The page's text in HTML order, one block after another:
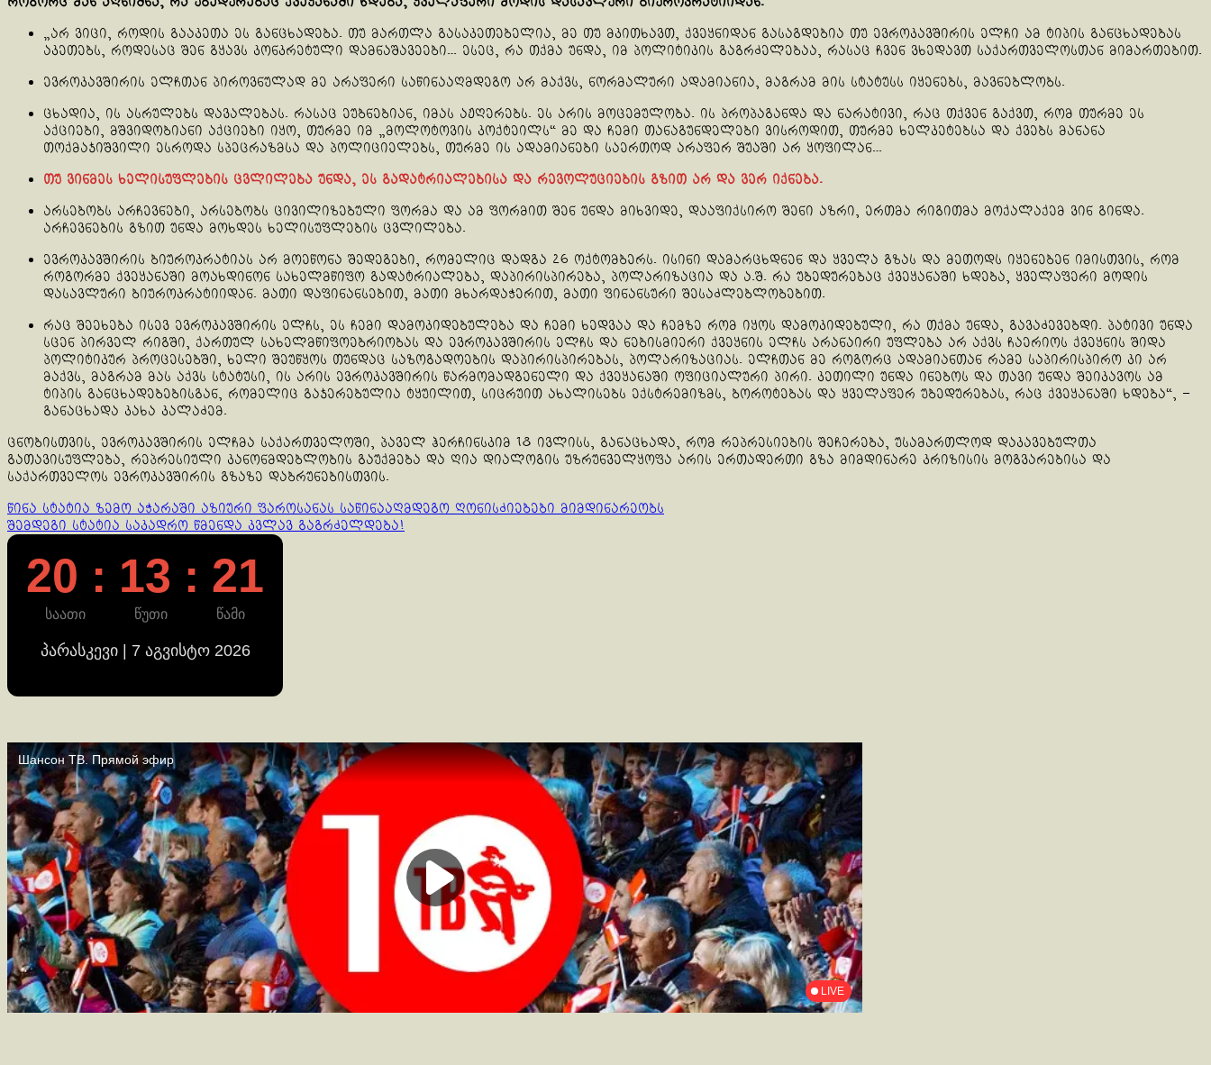
„არ ვიცი, როდის გააკეთა ეს განცხადება. თუ მართლა გასაკეთებელია, მე თუ მკითხავთ, ქვეყნიდან გასაგდებია თუ ევროკავშირის ელჩი ამ ტიპის განცხადებას
აკეთებს, როდესაც შენ გყავს კონკრეტული დამნაშავეები… ესეც, რა თქმა უნდა, იმ პოლიტიკის გაგრძელებაა, რასაც ჩვენ ვხედავთ საქართველოსთან მიმართებით.
ევროკავშირის ელჩთან პიროვნულად მე არაფერი საწინააღმდეგო არ მაქვს, ნორმალური ადამიანია, მაგრამ მის სტატუსს იყენებს, მავნებლობს.
ცხადია, ის ასრულებს დავალებას. რასაც ეუბნებიან, იმას აჟღერებს. ეს არის მოცემულობა. ის პროპაგანდა და ნარატივი, რაც თქვენ გაქვთ, რომ თურმე ეს
აქციები, მშვიდობიანი აქციები იყო, თურმე იმ „მოლოტოვის კოქტეილს“ მე და ჩემი თანაგუნდელები ვისროდით, თურმე ხელკეტებსა და ქვებს მანანა
თოქმაჯიშვილი ესროდა სპეცრაზმსა და პოლიციელებს, თურმე ის ადამიანები საერთოდ არაფერ შუაში არ ყოფილან…
თუ ვინმეს ხელისუფლების ცვლილება უნდა, ეს გადატრიალებისა და რევოლუციების გზით არ და ვერ იქნება.
არსებობს არჩევნები, არსებობს ცივილიზებული ფორმა და ამ ფორმით შენ უნდა მიხვიდე, დააფიქსირო შენი აზრი, ერთმა რიგითმა მოქალაქემ ვინ გინდა.
არჩევნების გზით უნდა მოხდეს ხელისუფლების ცვლილება.
ევროკავშირის ბიუროკრატიას არ მოეწონა შედეგები, რომელიც დადგა 26 ოქტომბერს. ისინი დამარცხდნენ და ყველა გზას და მეთოდს იყენებენ იმისთვის, რომ
როგორმე ქვეყანაში მოახდინონ სახელმწიფო გადატრიალება, დაპირისპირება, პოლარიზაცია და ა.შ. რა უბედურებაც ქვეყანაში ხდება, ყველაფერი მოდის
დასავლური ბიუროკრატიიდან. მათი დაფინანსებით, მათი მხარდაჭერით, მათი ფინანსური შესაძლებლობებით.
რაც შეეხება ისევ ევროკავშირის ელჩს, ეს ჩემი დამოკიდებულება და ჩემი ხედვაა და ჩემზე რომ იყოს დამოკიდებული, რა თქმა უნდა, გავაძევებდი. პატივი უნდა
სცენ პირველ რიგში, ქართულ სახელმწიფოებრიობას და ევროკავშირის ელჩს და ნებისმიერი ქვეყნის ელჩს არანაირი უფლება არ აქვს ჩაერიოს ქვეყნის შიდა
პოლიტიკურ პროცესებში, ხელი შეუწყოს თუნდაც საზოგადოების დაპირისპირებას, პოლარიზაციას. ელჩთან მე როგორც ადამიანთან რამე საპირისპირო კი არ
მაქვს, მაგრამ მას აქვს სტატუსი, ის არის ევროკავშირის წარმომადგენელი და ქვეყანაში ოფიციალური პირი. კეთილი უნდა ინებოს და თავი უნდა შეიკავოს ამ
ტიპის განცხადებებისგან, რომელიც გაჯერებულია ტყუილით, სიცრუით ახალისებს ექსტრემიზმს, ბოროტებას და ყველაფერ უბედურებას, რაც ქვეყანაში ხდება“, –
განაცხადა კახა კალაძემ.
ცნობისთვის, ევროკავშირის ელჩმა საქართველოში, პაველ ჰერჩინსკიმ 18 ივლისს, განაცხადა, რომ რეპრესიების შეჩერება, უსამართლოდ დაკავებულთა
გათავისუფლება, რეპრესიული კანონმდებლობის გაუქმება და ღია დიალოგის უზრუნველყოფა არის ერთადერთი გზა მიმდინარე კრიზისის მოგვარებისა და
საქართველოს ევროკავშირის გზაზე დაბრუნებისთვის.
Continue
Reading
წინა სტატია ზემო აჭარაში აზიური ფაროსანას საწინააღმდეგო ღონისძიებები მიმდინარეობს
შემდეგი სტატია საკადრო წმენდა კვლავ გაგრძელდება!
20 : 13 : 21
საათი წუთი წამი
პარასკევი | 7 აგვისტო 2026